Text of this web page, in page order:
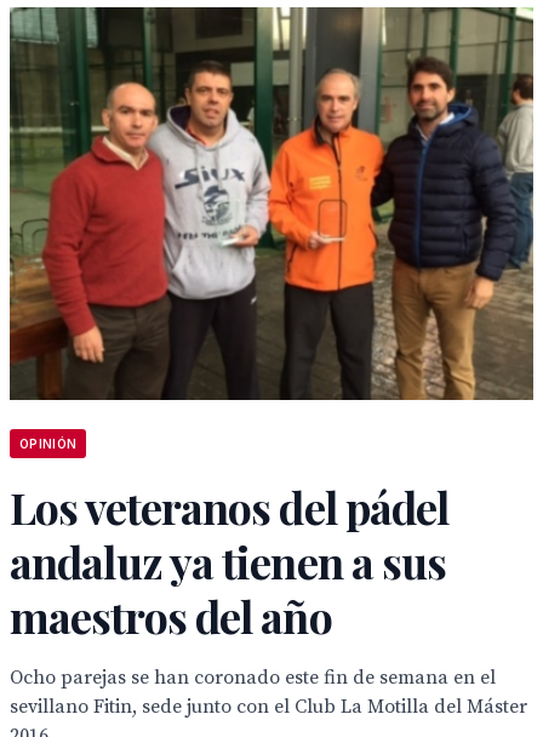
OPINIÓN
Los veteranos del pádel
andaluz ya tienen a sus
maestros del año
Ocho parejas se han coronado este fin de semana en el
sevillano Fitin, sede junto con el Club La Motilla del Máster